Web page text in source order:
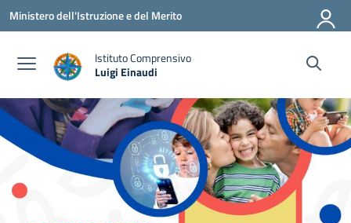
Vai ai contenuti
Vai al menu di navigazione
Vai al footer
Ministero dell'Istruzione e del Merito
Istituto Comprensivo
Luigi Einaudi
— Visita la pagina iniziale della scuola